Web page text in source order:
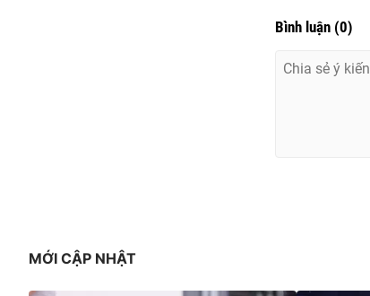
Bình luận (0)
MỚI CẬP NHẬT